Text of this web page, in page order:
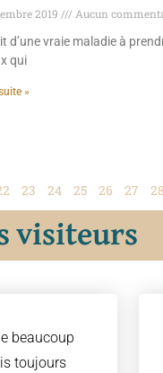
2019
Aucun
d’une vraie maladie à
qui
»
23 24 25 26 27 28
visiteurs
beaucoup
toujours